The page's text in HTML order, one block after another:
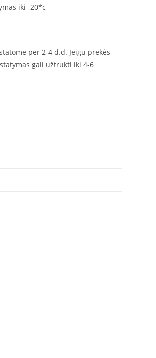
iki -20*c
per 2-4 d.d. Jeigu prekės
gali užtrukti iki 4-6